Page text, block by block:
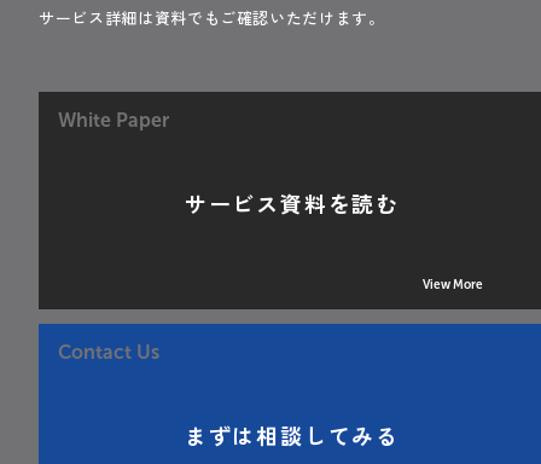
サービス詳細は資料でもご確認いただけます。
White Paper
サービス資料を読む
View More
Contact Us
まずは相談してみる